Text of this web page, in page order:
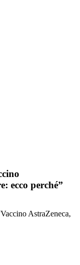
ecco perché”
AstraZeneca,